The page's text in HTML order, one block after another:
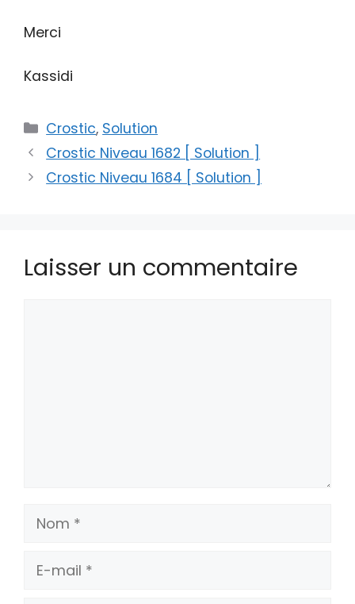
Merci
Kassidi
Catégories
Crostic, Solution
Crostic Niveau 1682 [ Solution ]
Crostic Niveau 1684 [ Solution ]
Laisser un commentaire
Nom
E-